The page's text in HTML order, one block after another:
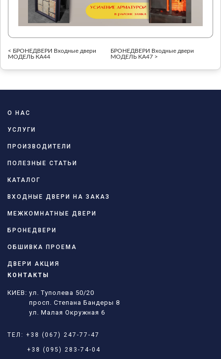
< БРОНЕДВЕРИ Входные двери
МОДЕЛЬ КА44
БРОНЕДВЕРИ Входные двери
МОДЕЛЬ KA47 >
О НАС
УСЛУГИ
ПРОИЗВОДИТЕЛИ
ПОЛЕЗНЫЕ СТАТЬИ
КАТАЛОГ
ВХОДНЫЕ ДВЕРИ НА ЗАКАЗ
МЕЖКОМНАТНЫЕ ДВЕРИ
БРОНЕДВЕРИ
ОБШИВКА ПРОЕМА
ДВЕРИ АКЦИЯ
КОНТАКТЫ
КИЕВ: ул. Туполева 50/20
просп. Степана Бандеры 8
ул. Малая Окружная 6
ТЕЛ: +38 (067) 247-77-47
+38 (095) 283-74-04